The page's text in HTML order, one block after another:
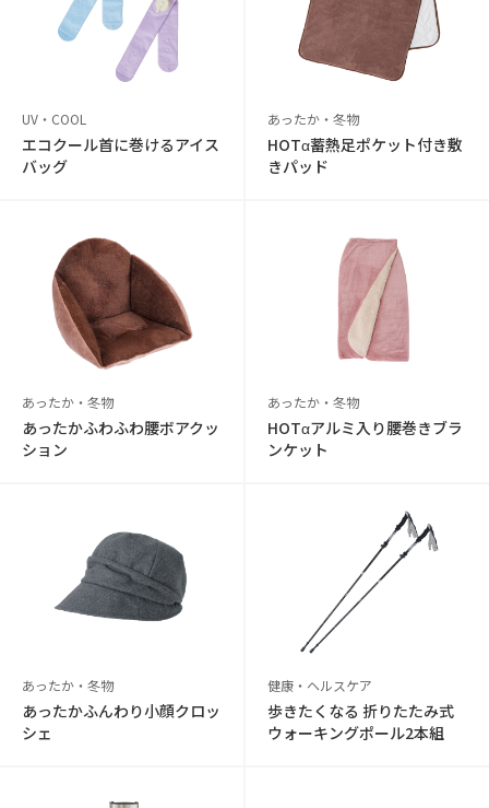
UV・COOL
エコクール首に巻けるアイス
バッグ
あったか・冬物
HOTα蓄熱足ポケット付き敷
きパッド
あったか・冬物
あったかふわふわ腰ボアクッ
ション
あったか・冬物
HOTαアルミ入り腰巻きブラ
ンケット
あったか・冬物
あったかふんわり小顔クロッ
シェ
健康・ヘルスケア
歩きたくなる 折りたたみ式
ウォーキングポール2本組